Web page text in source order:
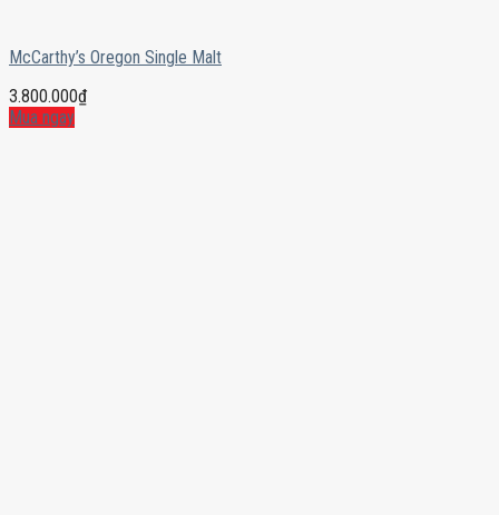
McCarthy’s Oregon Single Malt
3.800.000₫
Mua ngay